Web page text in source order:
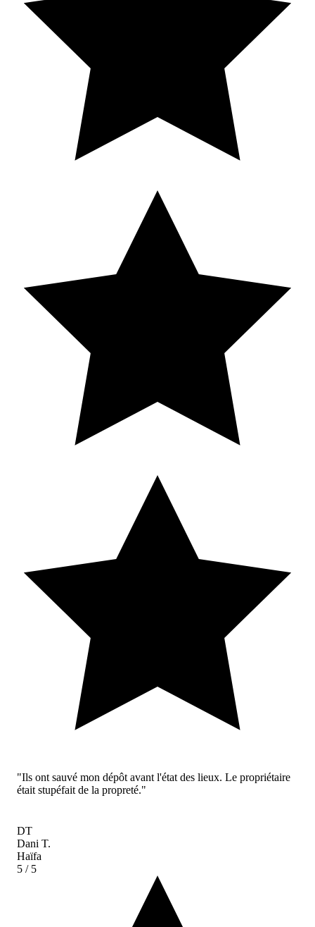
"Ils ont sauvé mon dépôt avant l'état des lieux. Le propriétaire
était stupéfait de la propreté."
DT
Dani T.
Haïfa
5 / 5